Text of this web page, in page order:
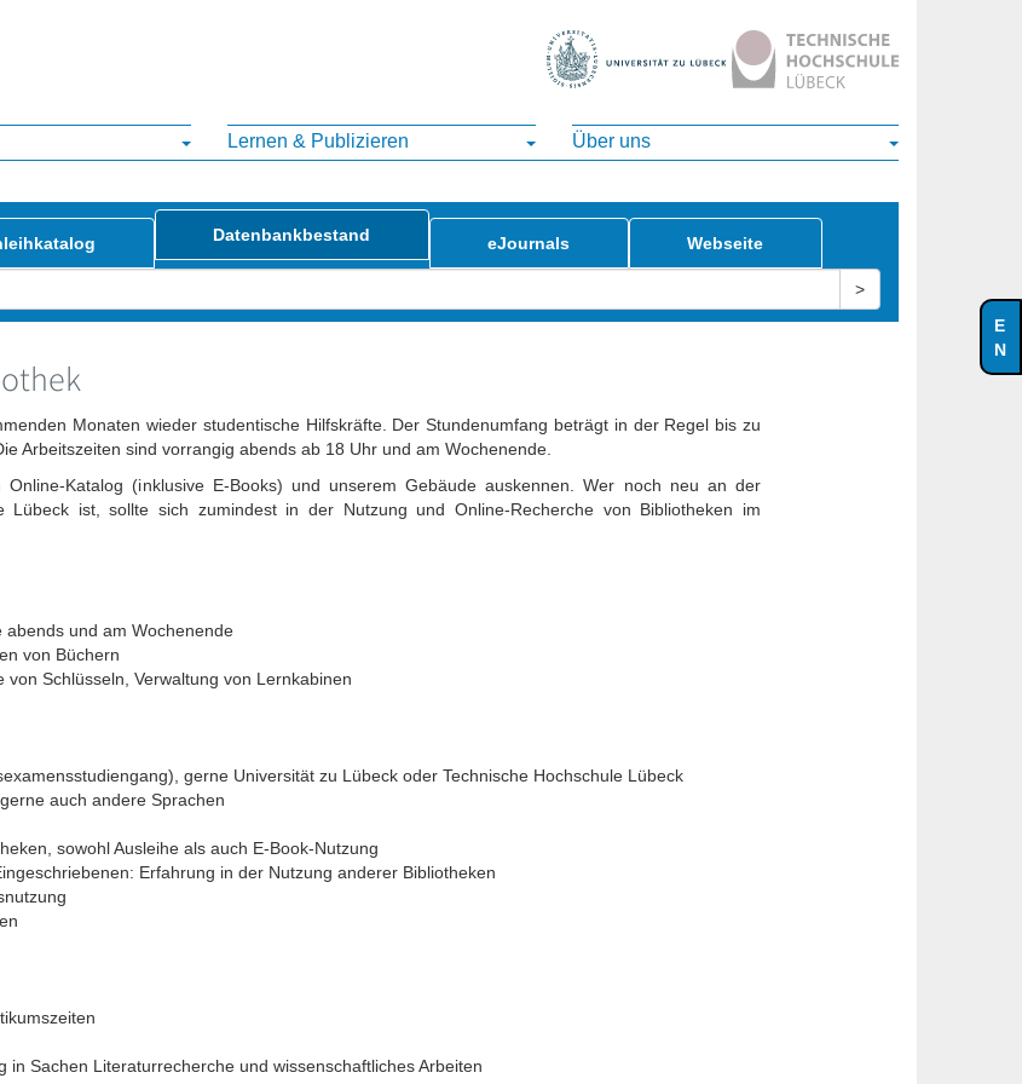
E
Lernen & Publizieren Über uns
Datenbankbestand eJournals Webseite
>
Monaten wieder studentische Hilfskräfte. Der Stundenumfang beträgt in der Regel bis zu
Arbeitszeiten sind vorrangig abends ab 18 Uhr und am Wochenende.
Katalog (inklusive E-Books) und unserem Gebäude auskennen. Wer noch neu an der
ist, sollte sich zumindest in der Nutzung und Online-Recherche von Bibliotheken im
und am Wochenende
von Büchern
Schlüsseln, Verwaltung von Lernkabinen
gerne Universität zu Lübeck oder Technische Hochschule Lübeck
auch andere Sprachen
sowohl Ausleihe als auch E-Book-Nutzung
Erfahrung in der Nutzung anderer Bibliotheken
Sachen Literaturrecherche und wissenschaftliches Arbeiten